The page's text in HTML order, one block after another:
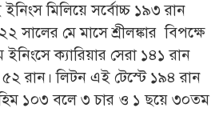
মিলিয়ে সর্বোচ্চ ১৯৩ রান
সালের মে মাসে শ্রীলঙ্কার বিপক্ষে
ক্যারিয়ার সেরা ১৪১ রান
৫২ রান। লিটন এই টেস্টে ১৯৪ রান
১০৩ বলে ৩ চার ও ১ ছয়ে ৩০তম